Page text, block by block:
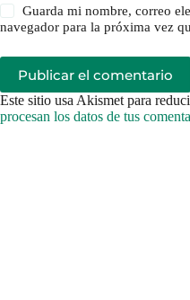
Guarda mi nombre, correo
navegador para la próxima vez
Publicar el comentario
Este sitio usa Akismet para
procesan los datos de tus